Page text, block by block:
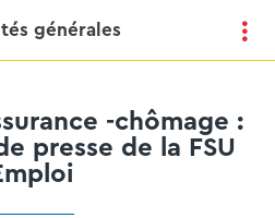
générales
-chômage :
presse de la FSU